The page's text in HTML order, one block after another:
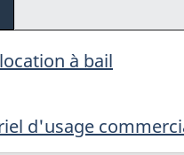
à bail
d'usage